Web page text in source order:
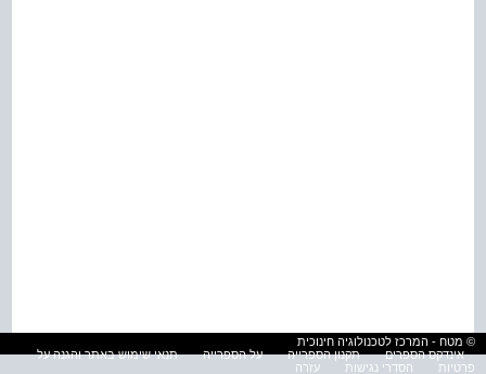
© מטח - המרכז לטכנולוגיה חינוכית
אינדקס הספרים
תקנון הספרייה על הספרייה
תנאי שימוש באתר והגנה על
פרטיות
הסדרי נגישות עזרה